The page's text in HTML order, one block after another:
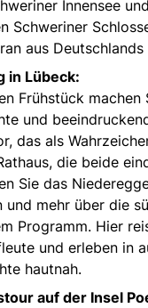
Innensee
Schweriner
aus
in Lübeck:
Frühstück
und
das als
die beide
Sie das
und mehr über die
Programm. Hier
und erleben in
hautnah.
auf der Insel